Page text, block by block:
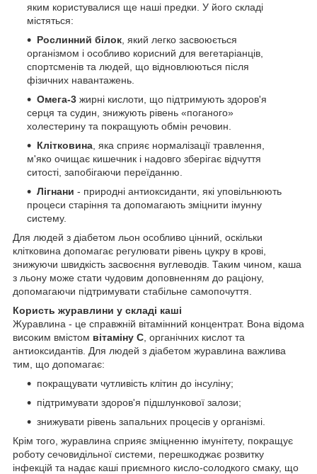
яким користувалися ще наші предки. У його складі
містяться:
Рослинний білок , який легко засвоюється
організмом і особливо корисний для вегетаріанців,
спортсменів та людей, що відновлюються після
фізичних навантажень.
Омега-3 жирні кислоти, що підтримують здоров'я
серця та судин, знижують рівень «поганого»
холестерину та покращують обмін речовин.
Клітковина , яка сприяє нормалізації травлення,
м'яко очищає кишечник і надовго зберігає відчуття
ситості, запобігаючи переїданню.
Лігнани - природні антиоксиданти, які уповільнюють
процеси старіння та допомагають зміцнити імунну
систему.
Для людей з діабетом льон особливо цінний, оскільки
клітковина допомагає регулювати рівень цукру в крові,
знижуючи швидкість засвоєння вуглеводів. Таким чином, каша
з льону може стати чудовим доповненням до раціону,
допомагаючи підтримувати стабільне самопочуття.
Користь журавлини у складі каші
Журавлина - це справжній вітамінний концентрат. Вона відома
високим вмістом вітаміну С , органічних кислот та
антиоксидантів. Для людей з діабетом журавлина важлива
тим, що допомагає:
покращувати чутливість клітин до інсуліну;
підтримувати здоров'я підшлункової залози;
знижувати рівень запальних процесів у організмі.
Крім того, журавлина сприяє зміцненню імунітету, покращує
роботу сечовидільної системи, перешкоджає розвитку
інфекцій та надає каші приємного кисло-солодкого смаку, що